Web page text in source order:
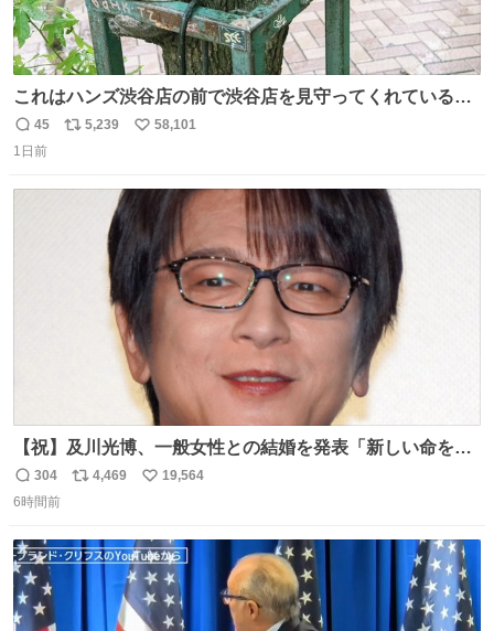
これはハンズ渋谷店の前で渋谷店を見守ってくれている
「くつろ木」。
返
信
45
リ
5,239
い
数
58,101
1日前
【祝】及川光博、一般女性との結婚を発表「新しい命を授
かっております」 news.livedoor.com/lite/article_d…
「私、及川光博はこの度、交際しておりました方と入籍い
も変わらず俳優として、ミッチーとして、努力し精進して
参ります」とつづった。
返
信
304
リ
ト
4,469
い
数
19,564
6時間前